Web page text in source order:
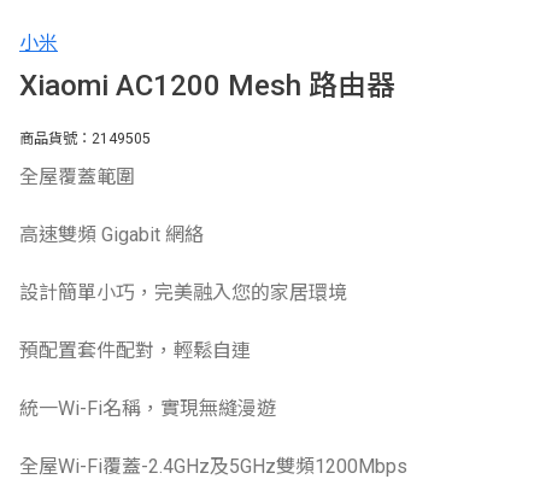
小米
Xiaomi AC1200 Mesh 路由器
商品貨號：2149505
全屋覆蓋範圍
高速雙頻 Gigabit 網絡
設計簡單小巧，完美融入您的家居環境
預配置套件配對，輕鬆自連
統一Wi-Fi名稱，實現無縫漫遊
全屋Wi-Fi覆蓋-2.4GHz及5GHz雙頻1200Mbps